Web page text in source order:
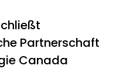
Partnerschaft
Canada